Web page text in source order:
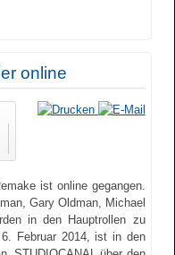
online
ist online gegangen.
Gary Oldman, Michael
in den Hauptrollen zu
Februar 2014, ist in den